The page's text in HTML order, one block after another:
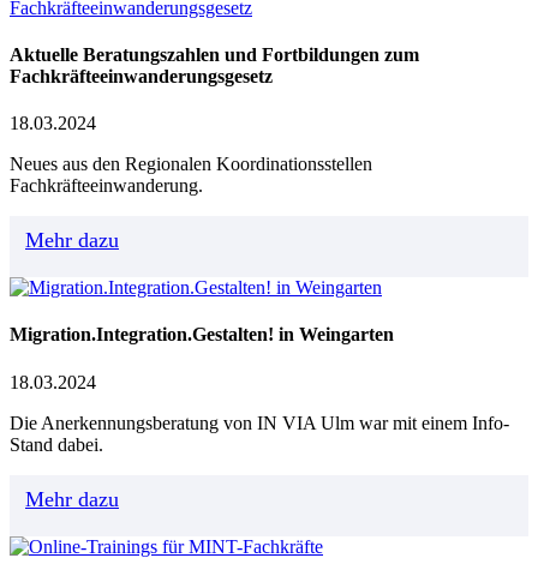
Aktuelle Beratungszahlen und Fortbildungen zum
Fachkräfteeinwanderungsgesetz
18.03.2024
Neues aus den Regionalen Koordinationsstellen
Fachkräfteeinwanderung.
Mehr dazu
Migration.Integration.Gestalten! in Weingarten
18.03.2024
Die Anerkennungsberatung von IN VIA Ulm war mit einem Info-
Stand dabei.
Mehr dazu